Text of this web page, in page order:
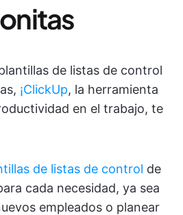
de listas de control
¡ClickUp, la herramienta
en el trabajo, te
de listas de control de
cada necesidad, ya sea
empleados o planear